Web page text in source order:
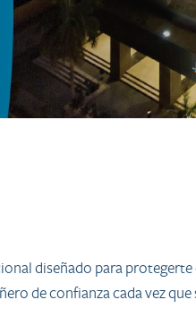
diseñado para
de confianza cada vez que